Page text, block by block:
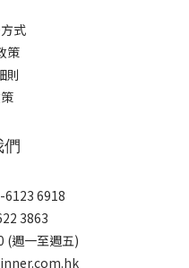
式
策
則
們
6918
3863
(週一至週五)